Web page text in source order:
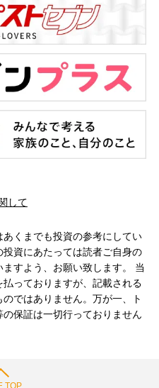
して
くまでも投資の参考にしてい
資にあたっては読者ご自身の
すよう、お願い致します。 当
っておりますが、記載される
ではありません。万が一、ト
保証は一切行っておりません
TOP